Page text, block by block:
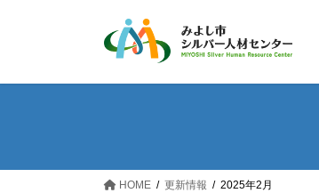
HOME 更新情報 2025年2月